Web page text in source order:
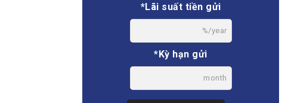
*Lãi suất tiền gửi
%/year
*Kỳ hạn gửi
month